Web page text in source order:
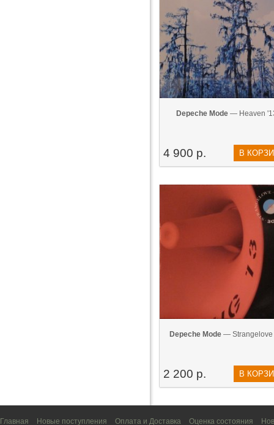
Depeche Mode — Heaven
4 900 р. В
Depeche Mode— Strangelove
2 200 р. В
Главная Новые поступления Оплата и Доставка Оценка состояния